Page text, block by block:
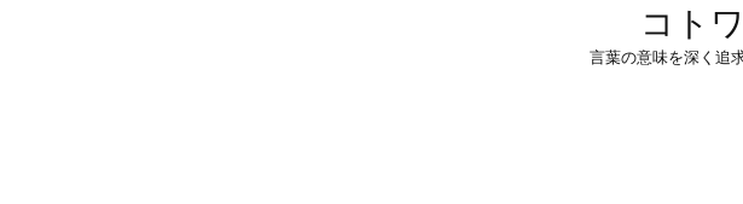
コト
言葉の意味を深く追